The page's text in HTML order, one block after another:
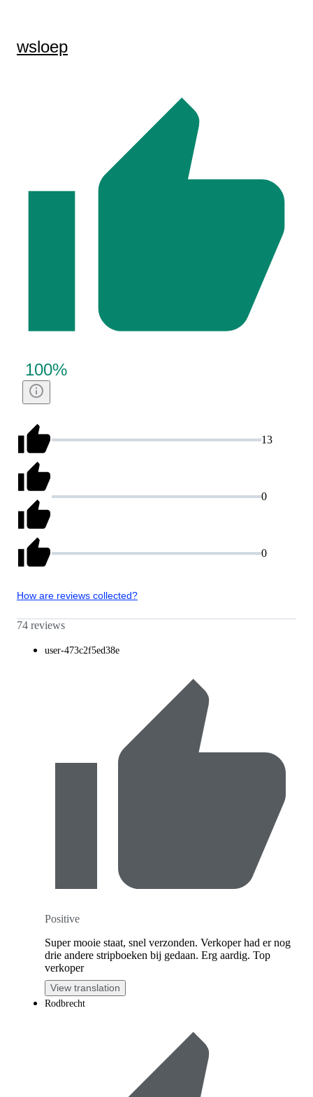
wsloep
100%
13
0
0
How are reviews collected?
74 reviews
user-473c2f5ed38e
Positive
Super mooie staat, snel verzonden. Verkoper had er nog
drie andere stripboeken bij gedaan. Erg aardig. Top
verkoper
View translation
Rodbrecht